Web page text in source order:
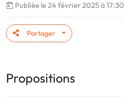
Publiée le 24 février 2025 à 17:30
Partager
Propositions